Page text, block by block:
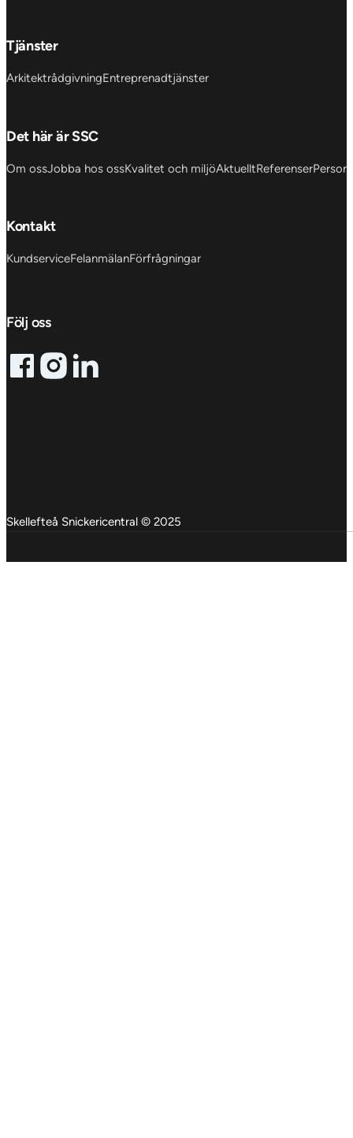
Tjänster
ArkitektrådgivningEntreprenadtjänster
Det här är SSC
Om ossJobba hos ossKvalitet och miljöAktuelltReferenser
Kontakt
KundserviceFelanmälanFörfrågningar
Följ oss
Follow me on Facebook
Follow me on X
Skellefteå Snickericentral © 2025